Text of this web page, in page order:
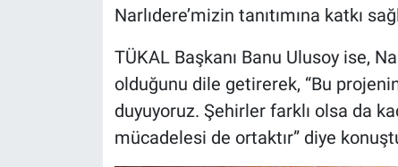
Narlıdere’mizin tanıtımına katkı
TÜKAL Başkanı Banu Ulusoy ise,
olduğunu dile getirerek, “Bu
duyuyoruz. Şehirler farklı olsa da
mücadelesi de ortaktır” diye